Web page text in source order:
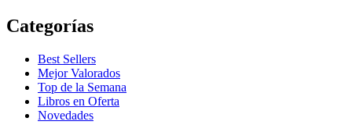
Categorías
Best Sellers
Mejor Valorados
Top de la Semana
Libros en Oferta
Novedades